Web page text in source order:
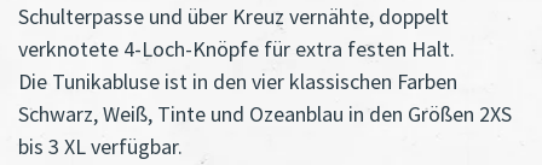
Schulterpasse und über Kreuz vernähte, doppelt
verknotete 4-Loch-Knöpfe für extra festen Halt.
Die Tunikabluse ist in den vier klassischen Farben
Schwarz, Weiß, Tinte und Ozeanblau in den Größen 2XS
bis 3 XL verfügbar.